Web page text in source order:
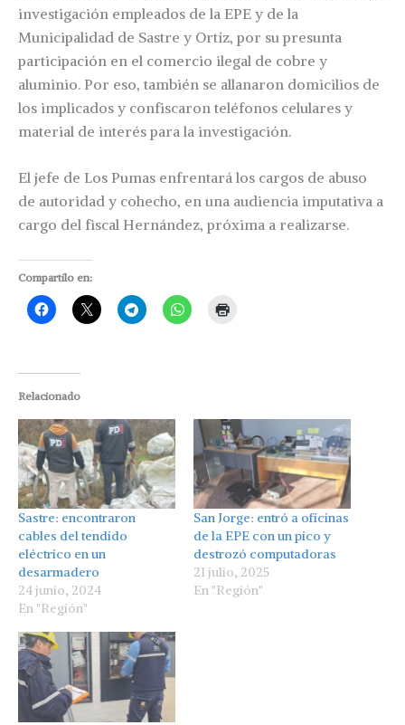
investigación empleados de la EPE y de la
Municipalidad de Sastre y Ortíz, por su presunta
participación en el comercio ilegal de cobre y
aluminio. Por eso, también se allanaron domicilios de
los implicados y confiscaron teléfonos celulares y
material de interés para la investigación.
El jefe de Los Pumas enfrentará los cargos de abuso
de autoridad y cohecho, en una audiencia imputativa a
cargo del fiscal Hernández, próxima a realizarse.
Compartilo en:
Relacionado
Sastre: encontraron
cables del tendido
eléctrico en un
desarmadero
24 junio, 2024
En "Región"
San Jorge: entró a oficinas
de la EPE con un pico y
destrozó computadoras
21 julio, 2025
En "Región"